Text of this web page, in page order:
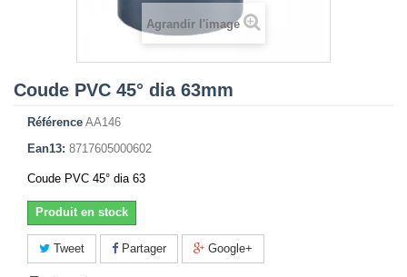
Agrandir l'image
Coude PVC 45° dia 63mm
Référence AA146
Ean13: 8717605000602
Coude PVC 45° dia 63
Produit en stock
Tweet Partager Google+